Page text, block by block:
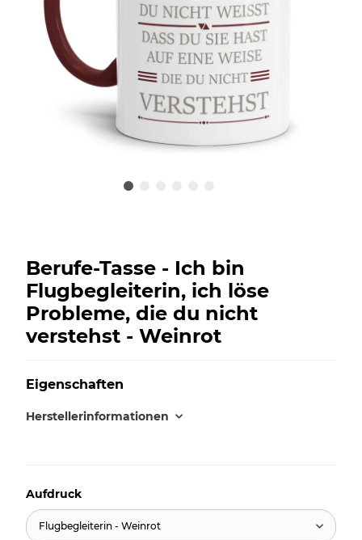
Berufe-Tasse - Ich bin
Flugbegleiterin, ich löse
Probleme, die du nicht
verstehst - Weinrot
Eigenschaften
Herstellerinformationen
Aufdruck
Flugbegleiterin - Weinrot